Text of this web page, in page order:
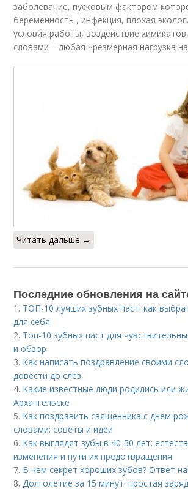
заболевание, пусковым фактором
беременность , инфекция, плохая
условия работы, воздействие
словами – любая чрезмерная нагрузка
Читать дальше →
Последние обновления на
1. ТОП-10 лучших зубных паст: как
для себя
2. Топ-10 зубных паст для
и обзор
3. Как написать поздравление своими
довести до слёз
4. Какие известные люди родились или
Архангельске
5. Как поздравить священника с днем
словами: советы и идеи
6. Как выглядят зубы в 40-50 лет:
изменения и пути их предотвращения
7. В чем секрет хороших зубов? Ответ
8.Долголетие за 15 минут: простая